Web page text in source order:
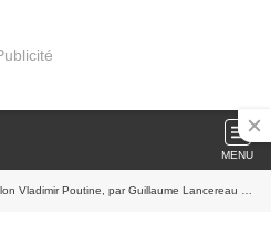
MENU
Poutine, par Guillaume Lancereau | Le Grand Continent